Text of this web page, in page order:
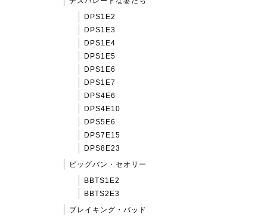
DPS1E2
DPS1E3
DPS1E4
DPS1E5
DPS1E6
DPS1E7
DPS4E6
DPS4E10
DPS5E6
DPS7E15
DPS8E23
ビッグバン・セオリー
BBTS1E2
BBTS2E3
ブレイキング・バッド